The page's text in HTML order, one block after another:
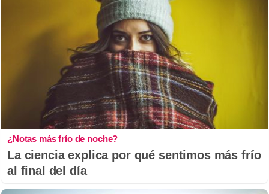
¿Notas más frío de noche?
La ciencia explica por qué sentimos más frío
al final del día